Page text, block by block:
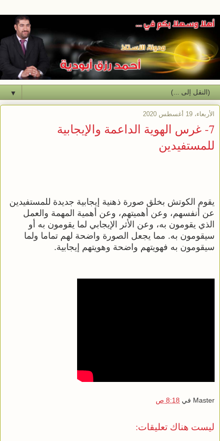
▼
الأربعاء، 19 أغسطس 2020
7- غرس الهوية الداعمة والإيجابية
للمستفيدين
يقوم الكوتش بخلق صورة ذهنية إيجابية جديدة للمستفيدين
عن أنفسهم، وعن أهميتهم، وعن أهمية المهمة والعمل
الذي يقومون به، وعن الأثر الإيجابي لما يقومون به أو
سيقومون به. مما يجعل الصورة واضحة لهم تماما ولما
سيقومون به فهويتهم واضحة وهويتهم إيجابية.
Master في 8:18 ص
ليست هناك تعليقات: